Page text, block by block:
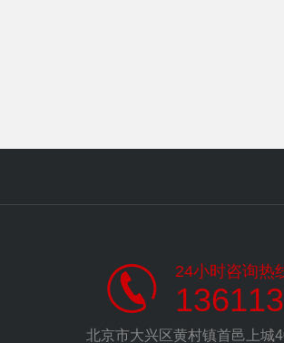
24小时咨询热
北京市大兴区黄村镇首邑上城